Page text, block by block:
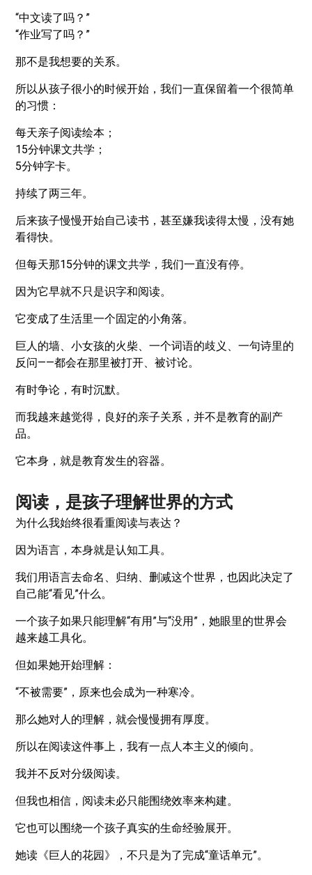
“中文读了吗？”
“作业写了吗？”
那不是我想要的关系。
所以从孩子很小的时候开始，我们一直保留着一个很简单
的习惯：
每天亲子阅读绘本；
15分钟课文共学；
5分钟字卡。
持续了两三年。
后来孩子慢慢开始自己读书，甚至嫌我读得太慢，没有她
看得快。
但每天那15分钟的课文共学，我们一直没有停。
因为它早就不只是识字和阅读。
它变成了生活里一个固定的小角落。
巨人的墙、小女孩的火柴、一个词语的歧义、一句诗里的
反问——都会在那里被打开、被讨论。
有时争论，有时沉默。
而我越来越觉得，良好的亲子关系，并不是教育的副产
品。
它本身，就是教育发生的容器。
阅读，是孩子理解世界的方式
为什么我始终很看重阅读与表达？
因为语言，本身就是认知工具。
我们用语言去命名、归纳、删减这个世界，也因此决定了
自己能“看见”什么。
一个孩子如果只能理解“有用”与“没用”，她眼里的世界会
越来越工具化。
但如果她开始理解：
“不被需要”，原来也会成为一种寒冷。
那么她对人的理解，就会慢慢拥有厚度。
所以在阅读这件事上，我有一点人本主义的倾向。
我并不反对分级阅读。
但我也相信，阅读未必只能围绕效率来构建。
它也可以围绕一个孩子真实的生命经验展开。
她读《巨人的花园》，不只是为了完成“童话单元”。